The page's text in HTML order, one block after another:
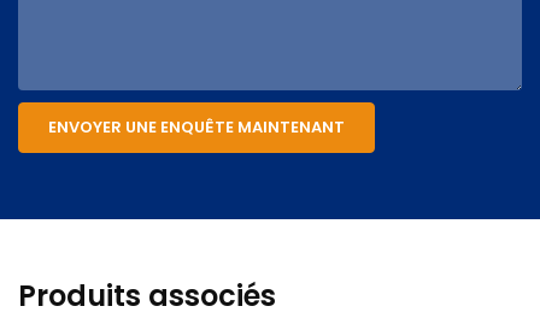
ENVOYER UNE ENQUÊTE MAINTENANT
Produits associés